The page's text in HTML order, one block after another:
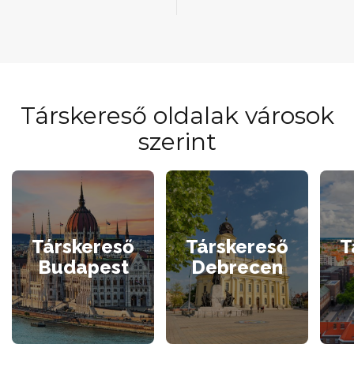
Társkereső oldalak városok
szerint
Társkereső
Budapest
Társkereső
Debrecen